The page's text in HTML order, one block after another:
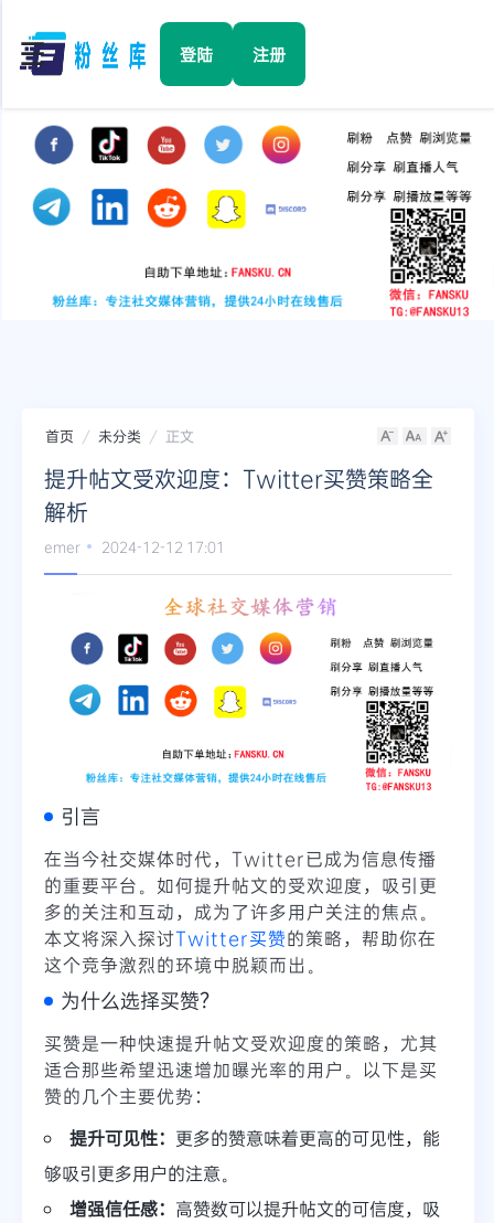
☰ 登陆 注册
Facebook
TikTok
YouTube
Twitter
首页 未分类 正文
提升帖文受欢迎度：Twitter买赞策略全
解析
emer 2024-12-12 17:01
引言
在当今社交媒体时代，Twitter已成为信息传播
的重要平台。如何提升帖文的受欢迎度，吸引更
多的关注和互动，成为了许多用户关注的焦点。
本文将深入探讨Twitter买赞的策略，帮助你在
这个竞争激烈的环境中脱颖而出。
为什么选择买赞？
买赞是一种快速提升帖文受欢迎度的策略，尤其
适合那些希望迅速增加曝光率的用户。以下是买
赞的几个主要优势：
提升可见性： 更多的赞意味着更高的可见性，能
够吸引更多用户的注意。
增强信任感： 高赞数可以提升帖文的可信度，吸